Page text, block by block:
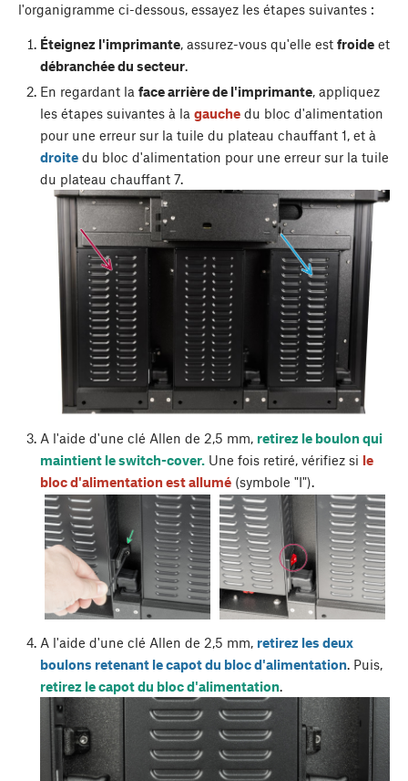
l'organigramme ci-dessous, essayez les étapes suivantes :
Éteignez l'imprimante, assurez-vous qu'elle est froideet
débranchée du secteur.
En regardant la face arrière de l'imprimante, appliquez
les étapes suivantes à la gauchedu bloc d'alimentation
pour une erreur sur la tuile du plateau chauffant 1, et à
droitedu bloc d'alimentation pour une erreur sur la tuile
du plateau chauffant 7.
A l'aide d'une clé Allen de 2,5 mm, retirez le boulon qui
maintient le switch-cover.Une fois retiré, vérifiez si le
bloc d'alimentation est allumé(symbole "I").
A l'aide d'une clé Allen de 2,5 mm, retirez les deux
boulons retenant le capot du bloc d'alimentation. Puis,
retirez le capot du bloc d'alimentation.